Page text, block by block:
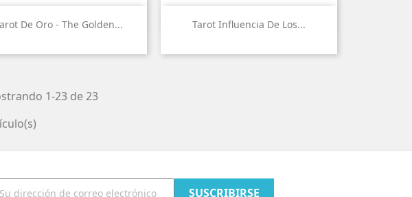
De Oro - The Golden...
 Vista rápida Tarot Influencia De Los...
 Vista rápida
1-23 de 23